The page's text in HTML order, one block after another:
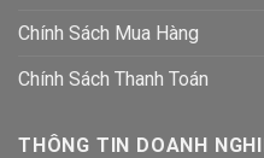
Chính Sách Mua Hàng
Chính Sách Thanh Toán
THÔNG TIN DOANH